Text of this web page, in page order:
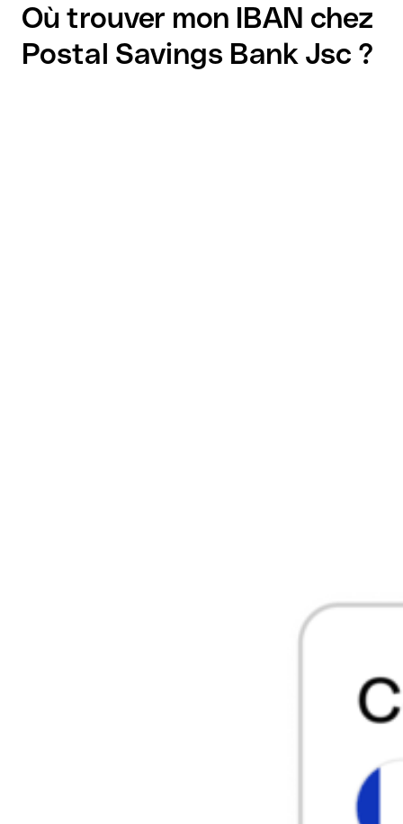
Où trouver mon IBAN chez
Postal Savings Bank Jsc ?